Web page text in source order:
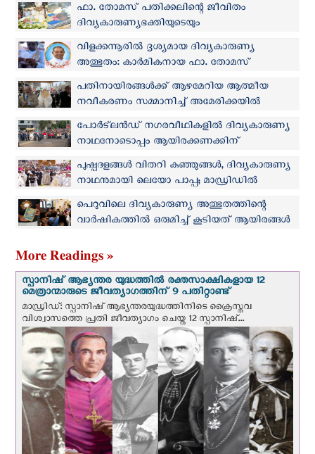
ഫാ. തോമസ് പതിക്കലിന്റെ ജീവിതം
ദിവ്യകാരുണ്യഭക്തിയുടെയും
തിരുസഭാനുസരണത്തിന്റെയും ഉജ്ജ്വല
സാക്ഷ്യം: മാർ ജോസഫ് പാംപ്ലാനി
വിളക്കന്നൂരില്‍ ദൃശ്യമായ ദിവ്യകാരുണ്യ
അത്ഭുതം: കാർമികനായ ഫാ. തോമസ്
പതിക്കൽ നിത്യസമ്മാനത്തിന് വിളിക്കപ്പെട്ടു
പതിനായിരങ്ങള്‍ക്ക് ആഴമേറിയ ആത്മീയ
നവീകരണം സമ്മാനിച്ച് അമേരിക്കയില്‍
ദിവ്യകാരുണ്യ തീർത്ഥാടനത്തിന് സമാപനം
പോർട്‍ലൻഡ് നഗരവീഥികളിൽ ദിവ്യകാരുണ്യ
നാഥനോടൊപ്പം ആയിരക്കണക്കിന്
വിശ്വാസികളുടെ പ്രയാണം
പുഷ്പദളങ്ങൾ വിതറി കുഞ്ഞുങ്ങൾ, ദിവ്യകാരുണ്യ
നാഥനുമായി ലെയോ പാപ്പ; മാഡ്രിഡിൽ
അവിസ്മരണീയ കാഴ്ച
പെറുവിലെ ദിവ്യകാരുണ്യ അത്ഭുതത്തിന്റെ
വാര്‍ഷികത്തില്‍ ഒരുമിച്ച് കൂടിയത് ആയിരങ്ങള്‍
More Readings »
സ്പാനിഷ് ആഭ്യന്തര യുദ്ധത്തില്‍ രക്തസാക്ഷികളായ 12
മെത്രാന്മാരുടെ ജീവത്യാഗത്തിന് 9 പതിറ്റാണ്ട്
മാഡ്രിഡ്: സ്പാനിഷ് ആഭ്യന്തരയുദ്ധത്തിനിടെ ക്രൈസ്തവ
വിശ്വാസത്തെ പ്രതി ജീവത്യാഗം ചെയ്ത 12 സ്പാനിഷ്...